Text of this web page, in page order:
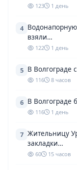
123 1 день
4
взяли…
122 1 день
5 В Волгограде
116 8 часов
6 В Волгограде
116 1 день
7 Жительницу
закладки…
60 15 часов